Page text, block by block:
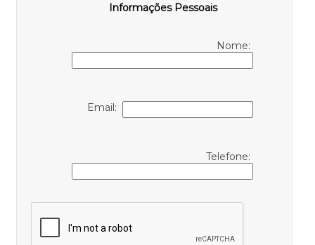
Informações Pessoais
Nome:
Email:
Telefone: